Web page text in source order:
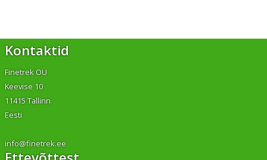
Kontaktid
Finetrek OÜ
Keevise 10
11415 Tallinn
Eesti
info@finetrek.ee